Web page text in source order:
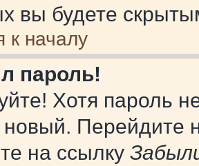
вы будете
к началу
пароль!
Хотя пароль
новый. Перейдите
на ссылку